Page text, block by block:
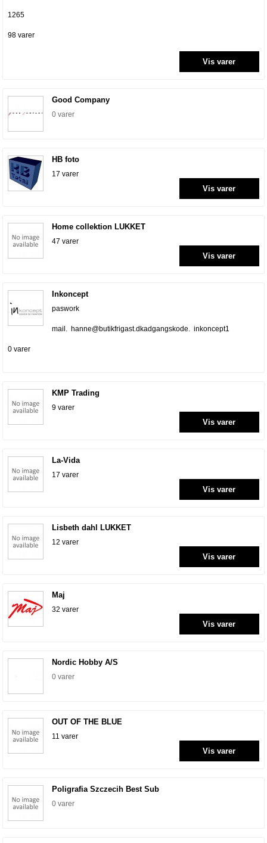
1265
98 varer
Vis varer
Good Company
0 varer
HB foto
17 varer
Vis varer
Home collektion LUKKET
47 varer
Vis varer
Inkoncept
paswork
mail. hanne@butikfrigast.dkadgangskode. inkoncept1
0 varer
KMP Trading
9 varer
Vis varer
La-Vida
17 varer
Vis varer
Lisbeth dahl LUKKET
12 varer
Vis varer
Maj
32 varer
Vis varer
Nordic Hobby A/S
0 varer
OUT OF THE BLUE
11 varer
Vis varer
Poligrafia Szczecih Best Sub
0 varer